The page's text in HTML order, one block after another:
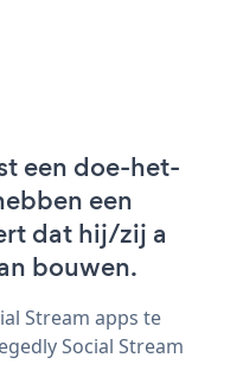
een doe-het-
een
dat hij/zij a
bouwen.
Stream apps te
Social Stream